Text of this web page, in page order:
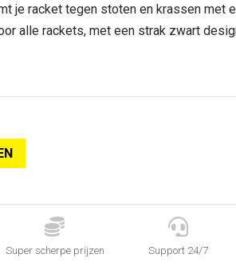
je racket tegen stoten en krassen met
alle rackets, met een strak zwart

Super scherpe prijzen

Support 24/7